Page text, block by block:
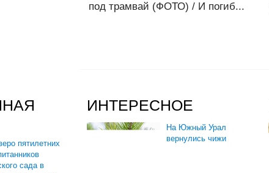
под трамвай (ФОТО) / И погиб...
пятилетних
сада в
ИНТЕРЕСНОЕ
На Южный Урал
вернулись чижи